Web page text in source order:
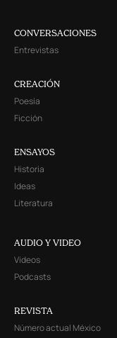
CONVERSACIONES
Entrevistas
CREACIÓN
Poesía
Ficción
ENSAYOS
Historia
Ideas
Literatura
AUDIO Y VIDEO
Videos
Podcasts
REVISTA
Número actual México